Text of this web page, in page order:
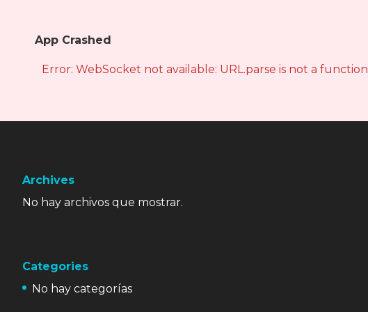
App Crashed
Error: WebSocket not available: URL.parse is not a function
Archives
No hay archivos que mostrar.
Categories
No hay categorías